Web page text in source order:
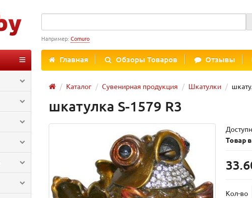
Например: Comuro
Главная Обзоры Товаров Отзывы
Каталог Сувенирная продукция Шкатулки
шкатулка S-1579 R3
Товар
Кол-во